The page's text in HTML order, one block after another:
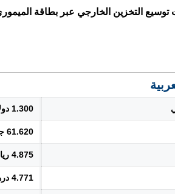
توسيع التخزين الخارجي عبر بطاقة
1.300 دولار
61.620 جنيه
4.875 ريال
4.771 درهم